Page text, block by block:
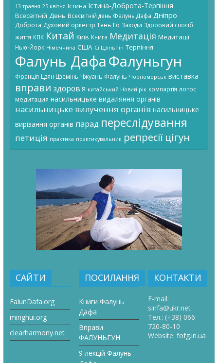
13 травня 25 квітня Істина Істина-Доброта-Терпіння
Всесвітній День Всесвітній день Фалунь Дафа Дніпро
Доброта Духовий оркестр Тянь Го Заходи Здоровий спосіб
життя КПК Китай Київ Книга Медитація Медитації
Нью-Йорк Німеччина США Сі Цзіньпін Терпіння
Фалунь ДафаФалуньгун
Франція Цзян Цземінь Чжуань Фалунь Чорноморськ виставка
вправи здоров'я китайський Новий рік компартія лотос
медитация насильницьке видаляння органів
насильницьке вилучення органів насильницьке
вирізання органів парад переслідування
петиція практика практикувальник репресії цігун
САЙТИ
FalunDafa.org
minghui.org
clearharmony.net
ПОСИЛАННЯ
Книги Фалунь
Дафа
Вправи
ФАЛУНЬГУН
9 лекцій Фалунь
КОНТАКТИ
E-mail:
sinfa@ukr.net
Тел.: (+38) 066
720-80-10
Website:fofg.in.ua